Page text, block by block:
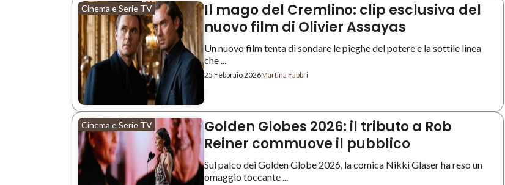
Cinema e Serie TV
Il mago del Cremlino: clip esclusiva del
nuovo film di Olivier Assayas
Un nuovo film tenta di sondare le pieghe del potere e la sottile linea
che ...
25 Febbraio 2026Martina Fabbri
Cinema e Serie TV
Golden Globes 2026: il tributo a Rob
Reiner commuove il pubblico
Sul palco dei Golden Globe 2026, la comica Nikki Glaser ha reso un
omaggio toccante ...